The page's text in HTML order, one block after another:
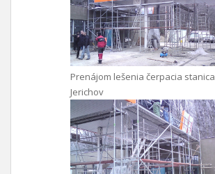
Prenájom lešenia čerpacia stanica
Jerichov